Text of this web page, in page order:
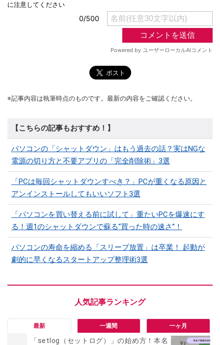
※記事内容は執筆時点のものです。最新の内容をご確認ください。
【こちらの記事もおすすめ！】
パソコンの「シャットダウン」はもう過去の話？実はNGな
電源の切り方と不要アプリの「完全削除術」3選
「PCは毎回シャットダウンすべき？」PCが重くなる原因と
アンインストールしてもいいソフト3選
「パソコンを買い替える前に試して」重たいPCを爆速にす
る！週1のシャットダウンで蘇る“買った時の速さ”！
パソコンの寿命を縮める「スリープ放置」は卒業！ 起動が
劇的に早くなるスタートアップ整理術3選
最新 一週間 一ヶ月
「setlog（セットログ）」の始め方！本名